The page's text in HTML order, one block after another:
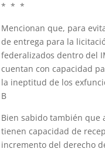
* * *
Mencionan que, para
de entrega para la
federalizados dentro del
cuentan con capacidad
la ineptitud de los
B
Bien sabido también que
tienen capacidad de
incremento del derecho